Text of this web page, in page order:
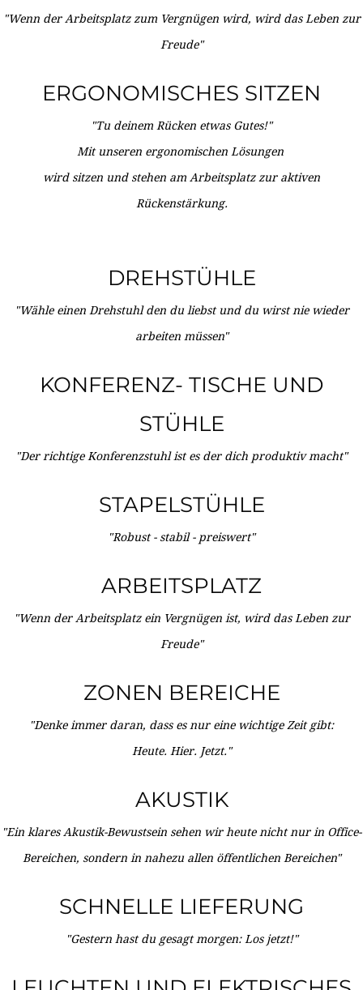
"Wenn der Arbeitsplatz zum Vergnügen wird, wird das Leben zur
Freude"
ERGONOMISCHES SITZEN
"Tu deinem Rücken etwas Gutes!"
Mit unseren ergonomischen Lösungen
wird sitzen und stehen am Arbeitsplatz zur aktiven
Rückenstärkung.
DREHSTÜHLE
"Wähle einen Drehstuhl den du liebst und du wirst nie wieder
arbeiten müssen"
KONFERENZ- TISCHE UND
STÜHLE
"Der richtige Konferenzstuhl ist es der dich produktiv macht"
STAPELSTÜHLE
"Robust - stabil - preiswert"
ARBEITSPLATZ
"Wenn der Arbeitsplatz ein Vergnügen ist, wird das Leben zur
Freude"
ZONEN BEREICHE
"Denke immer daran, dass es nur eine wichtige Zeit gibt:
Heute. Hier. Jetzt."
AKUSTIK
"Ein klares Akustik-Bewustsein sehen wir heute nicht nur in Office-
Bereichen, sondern in nahezu allen öffentlichen Bereichen"
SCHNELLE LIEFERUNG
"Gestern hast du gesagt morgen: Los jetzt!"